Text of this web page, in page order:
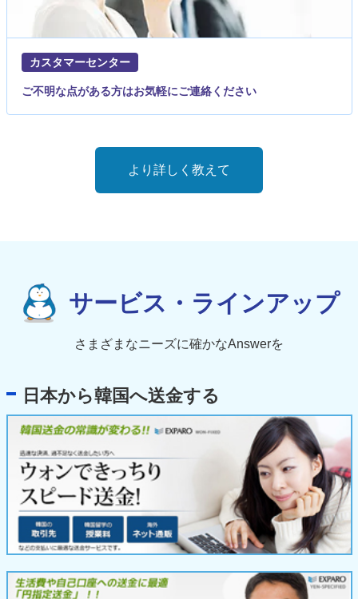
カスタマーセンター
ご不明な点がある方はお気軽にご連絡ください
より詳しく教えて
サービス・ラインアップ
さまざまなニーズに確かなAnswerを
日本から韓国へ送金する